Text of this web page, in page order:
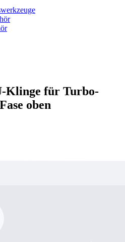
Klinge für Turbo-
oben